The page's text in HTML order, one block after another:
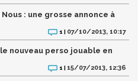
: une grosse annonce à
1 | 07/10/2013, 10:17
nouveau perso jouable en
1 |15/07/2013, 12:36